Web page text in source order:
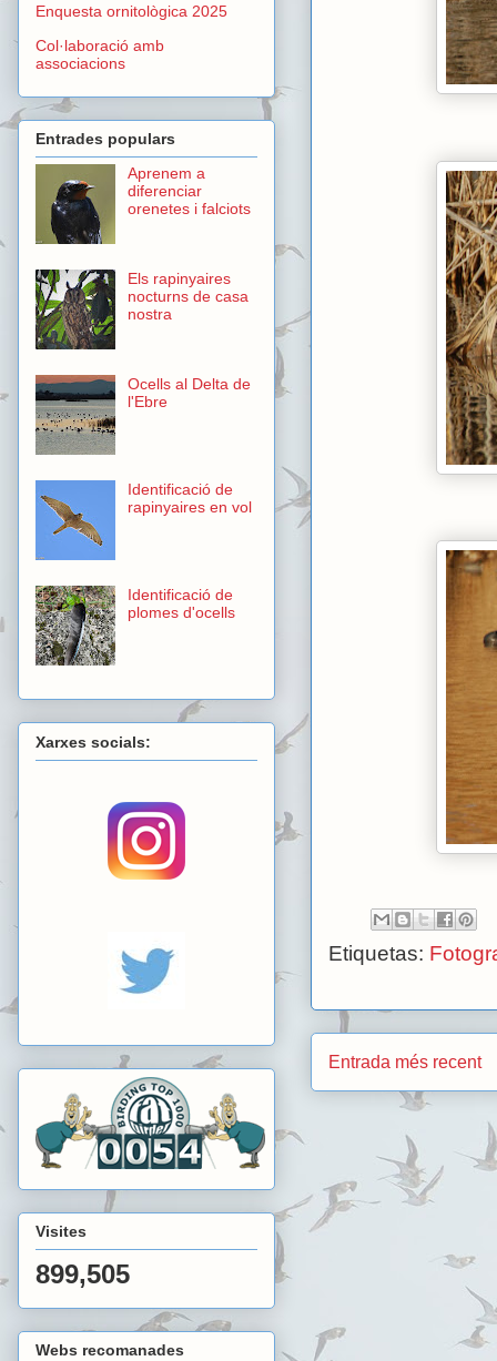
Etiquetas:
Entrada més recent
Enquesta ornitològica 2025
Col·laboració amb
associacions
Entrades populars
Aprenem a
diferenciar
orenetes i falciots
Els rapinyaires
nocturns de casa
nostra
Ocells al Delta de
l'Ebre
Identificació de
rapinyaires en vol
Identificació de
plomes d'ocells
Xarxes socials:
Visites
899,505
Webs recomanades